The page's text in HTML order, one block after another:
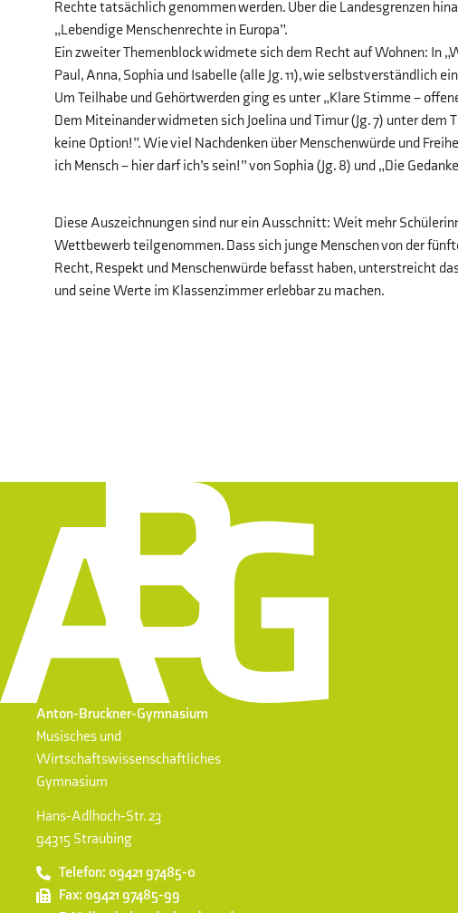
Rechte tatsächlich genommen werden. Über die Landesgrenzen
„Lebendige Menschenrechte in Europa”.
Ein zweiter Themenblock widmete sich dem Recht auf Wohnen: In
Paul, Anna, Sophia und Isabelle (alle Jg. 11), wie selbstverständlich
Um Teilhabe und Gehörtwerden ging es unter „Klare Stimme –
Dem Miteinander widmeten sich Joelina und Timur (Jg. 7) unter
keine Option!”. Wie viel Nachdenken über Menschenwürde und
ich Mensch – hier darf ich’s sein!” von Sophia (Jg. 8) und „Die
Diese Auszeichnungen sind nur ein Ausschnitt: Weit mehr
Wettbewerb teilgenommen. Dass sich junge Menschen von der
Recht, Respekt und Menschenwürde befasst haben, unterstreicht
und seine Werte im Klassenzimmer erlebbar zu machen.
Anton-Bruckner-Gymnasium
Musisches und
Wirtschaftswissenschaftliches
Gymnasium
Hans-Adlhoch-Str. 23
94315 Straubing
Telefon: 09421 97485-0
Fax: 09421 97485-99